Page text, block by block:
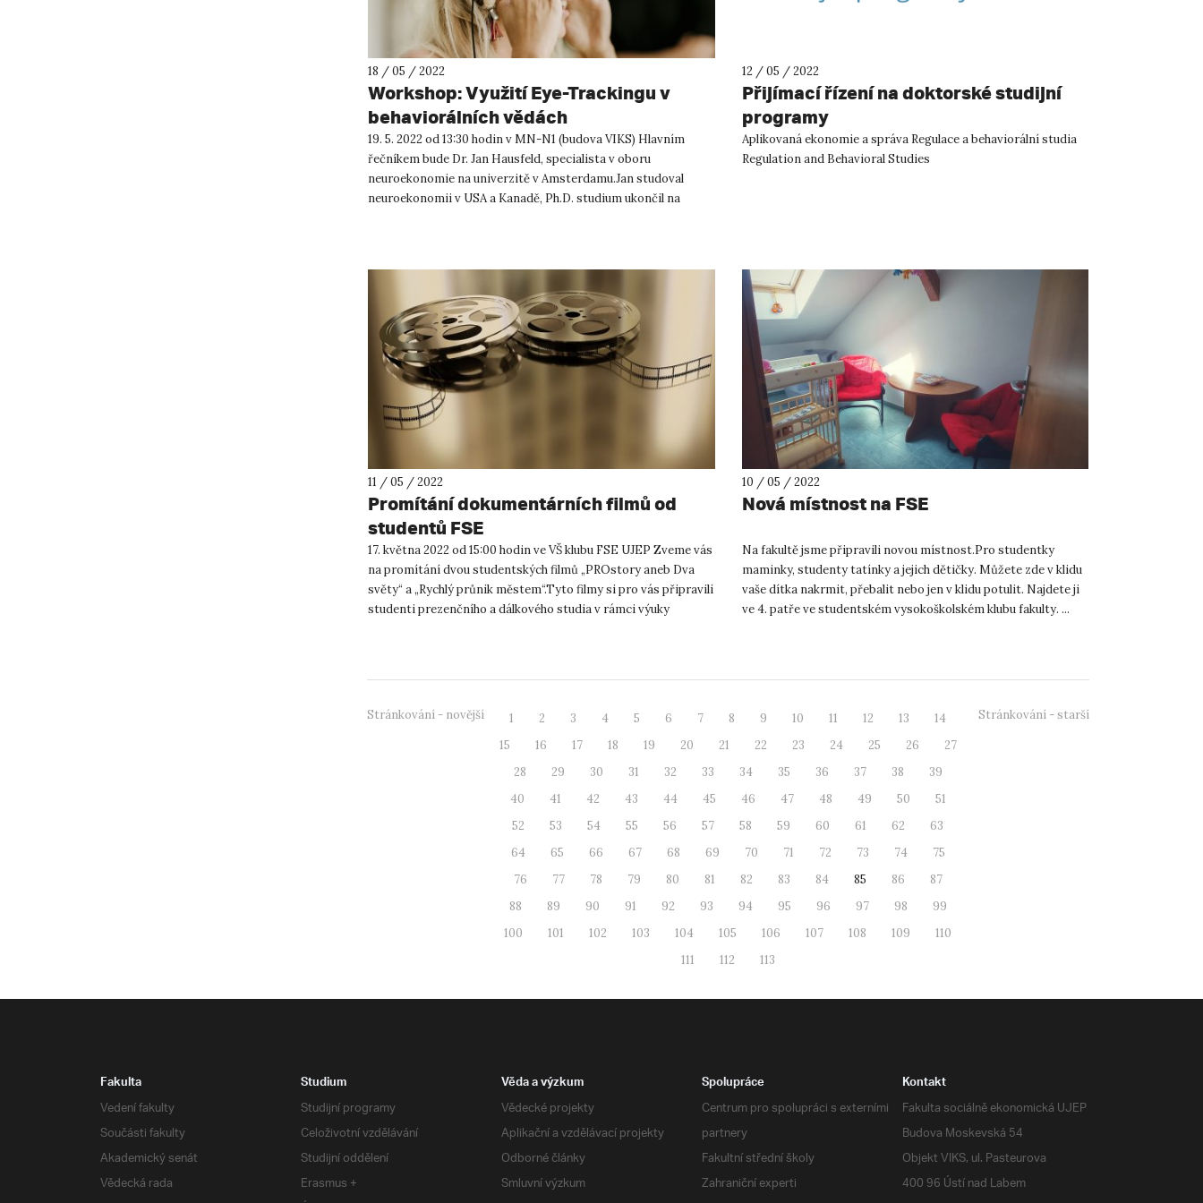
18 / 05 / 2022
Workshop: Využití Eye-Trackingu v
behaviorálních vědách
19. 5. 2022 od 13:30 hodin v MN-N1 (budova VIKS) Hlavním
řečníkem bude Dr. Jan Hausfeld, specialista v oboru
neuroekonomie na univerzitě v Amsterdamu.Jan studoval
neuroekonomii v USA a Kanadě, Ph.D. studium ukončil na
12 / 05 / 2022
Přijímací řízení na doktorské studijní
programy
Aplikovaná ekonomie a správa Regulace a behaviorální studia
Regulation and Behavioral Studies
11 / 05 / 2022
Promítání dokumentárních filmů od
studentů FSE
17. května 2022 od 15:00 hodin ve VŠ klubu FSE UJEP Zveme vás
na promítání dvou studentských filmů „PROstory aneb Dva
světy“ a „Rychlý průnik městem“.Tyto filmy si pro vás připravili
studenti prezenčního a dálkového studia v rámci výuky
10 / 05 / 2022
Nová místnost na FSE
Na fakultě jsme připravili novou místnost.Pro studentky
maminky, studenty tatínky a jejich dětičky. Můžete zde v klidu
vaše dítka nakrmit, přebalit nebo jen v klidu potulit. Najdete ji
ve 4. patře ve studentském vysokoškolském klubu fakulty. ...
Stránkování - novější 1 2 3 4 5 6 7 8 9 10 11 12 13
14
15
16 17 18 19 20 21 22 23 24 25 26
27
28
29 30 31 32 33 34 35 36 37 38
39
40
41 42 43 44 45 46 47 48 49 50
51
52
53 54 55 56 57 58 59 60 61 62
63
64
65 66 67 68 69 70 71 72 73 74
75
76
77 78 79 80 81 82 83 84 85 86
87
88
89 90 91 92 93 94 95 96 97 98
99
100
101 102 103 104 105 106 107 108 109
110
111
112 113
Stránkování - starší
Fakulta
Vedení fakulty
Součásti fakulty
Akademický senát
Vědecká rada
Studium
Studijní programy
Celoživotní vzdělávání
Studijní oddělení
Erasmus +
Věda a výzkum
Vědecké projekty
Aplikační a vzdělávací projekty
Odborné články
Smluvní výzkum
Spolupráce
Centrum pro spolupráci s externími
partnery
Fakultní střední školy
Zahraniční experti
Kontakt
Fakulta sociálně ekonomická UJEP
Budova Moskevská 54
Objekt VIKS, ul. Pasteurova
400 96 Ústí nad Labem